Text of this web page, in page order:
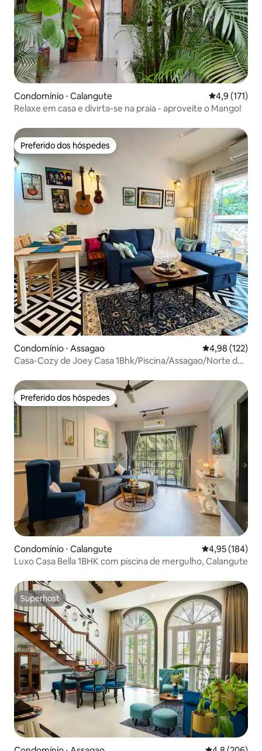
Condomínio ⋅ Calangute 4,9 de uma
4,9 (171)
Relaxe em casa e divirta-se na praia - aproveite o Mango!
Preferido dos hóspedes
Preferido dos hóspedes
Condomínio ⋅ Assagao 4,98 de uma
4,98 (122)
Casa-Cozy de Joey Casa 1Bhk/Piscina/Assagao/Norte de
Preferido dos hóspedes
Preferido dos hóspedes
Condomínio ⋅ Calangute 4,95 de uma
4,95 (184)
Luxo Casa Bella 1BHK com piscina de mergulho, Calangute
Superhost
Superhost